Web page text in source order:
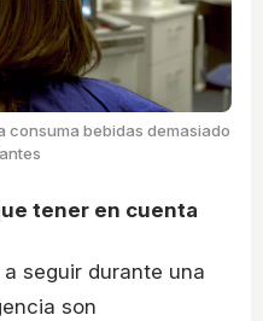
consuma bebidas demasiado
tener en cuenta
seguir durante una
son